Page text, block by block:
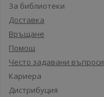
За библиотеки
Доставка
Връщане
Помощ
Често задавани въпроси
Кариера
Дистрибуция